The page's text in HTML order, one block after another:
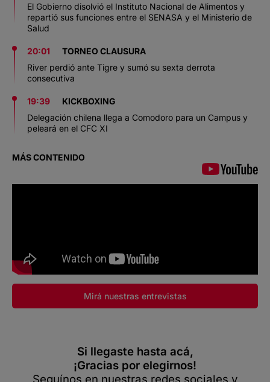
El Gobierno disolvió el Instituto Nacional de Alimentos y
repartió sus funciones entre el SENASA y el Ministerio de
Salud
20:01
TORNEO CLAUSURA
River perdió ante Tigre y sumó su sexta derrota
consecutiva
19:39
KICKBOXING
Delegación chilena llega a Comodoro para un Campus y
peleará en el CFC XI
MÁS CONTENIDO
Mirá nuestras entrevistas
Si llegaste hasta acá,
¡Gracias por elegirnos!